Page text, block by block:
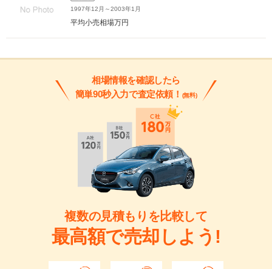
1997年12月～2003年1月
平均小売相場万円
相場情報を確認したら
簡単90秒入力で査定依頼！ (無料)
複数の見積もりを比較して
最高額で売却しよう!